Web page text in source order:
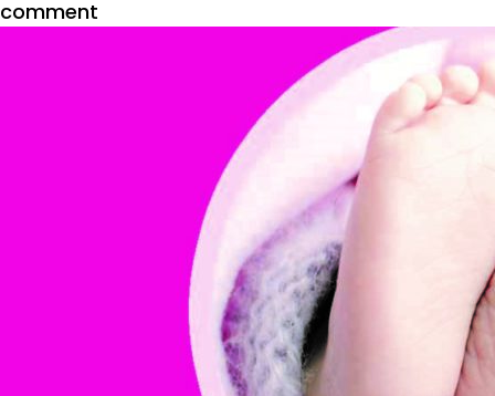
comment